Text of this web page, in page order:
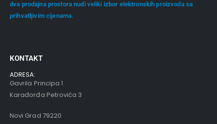
dva prodajna prostora nudi veliki izbor elektronskih proizvoda sa
prihvatljivim cijenama.
KONTAKT
ADRESA:
Gavrila Principa 1
Karađorđa Petrovića 3
Novi Grad 79220